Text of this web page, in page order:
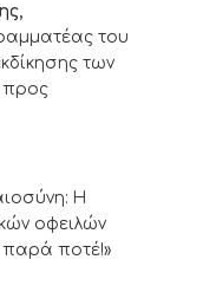
του
των
προς
Η
οφειλών
παρά ποτέ!»